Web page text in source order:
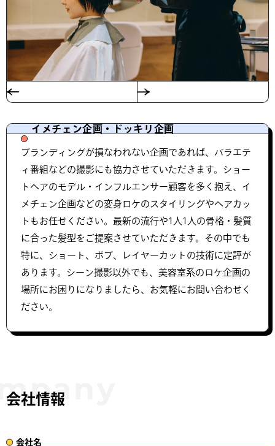
イメチェン企画・ドッキリ企画
ブランディングが損なわれない企画であれば、バラエテ
ィ番組などの撮影にも協力させていただきます。ショー
トヘアのモデル・インフルエンサー顧客を多く抱え、イ
メチェン企画などの変身ロケのスタイリングやヘアカッ
トもお任せください。最新の流行や1人1人の骨格・髪質
に合った髪型をご提案させていただきます。その中でも
特に、ショート、ボブ、レイヤーカットの技術に定評が
あります。シーン撮影以外でも、美容室系のロケ企画の
場所にお困りになりましたら、お気軽にお問い合わせく
ださい。
会社情報
会社名​